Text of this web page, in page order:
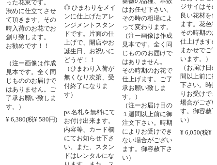
った花束です。
渋めに仕立てさせ
て頂きます。その
時入荷のお花でお
創り致します。
お勧めです！！
（注ー画像は作成
見本です。全く同
じもののお届けで
はありません。ご
了承お願い致しま
す。）
¥ 6,380(税¥ 580円)
◎ ひまわりをメイ
ンに仕上げたアレ
ンジメントスタン
ドです。片面の仕
上げで、開店やお
誕生日、お祝いに
どうぞ！！
（ひまわり入荷が
無くなり次第、受
付終了になりま
す）
ps 名札を無料にて
お付け出来ます。
内容等、カード欄
にてお知らせ下さ
い。また、スタン
ドはレンタルにな
はお任せ下さい。
その時の相場によ
って変わります。
（注ー画像は作成
見本です。全く同
じもののお届けで
はありません。
その時期のお花で
仕上げます。ご了
承お願い致しま
す。）
（注ーお届け日の
１週間以上前に御
注文下さい。時期
によりお受けでき
ない場合がござい
ます。御容赦下さ
い）
ジサイはそ
良い花材を
ます。花色
その時期の
仕上げます
まかせでご
います。）
（お届け日
間以上前に
下さい。時
りお受けで
場合がござ
す。御容赦
い）
¥ 6,050(税¥